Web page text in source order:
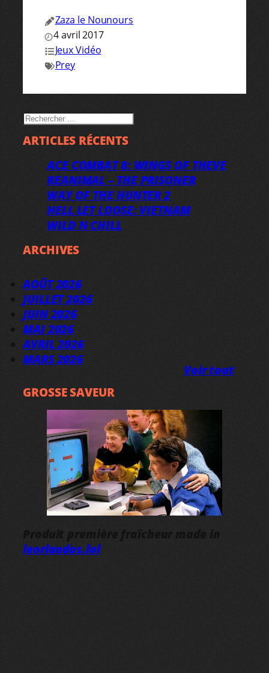
Zaza le Nounours
4 avril 2017
Jeux Vidéo
Prey
RECHERCHER
ARTICLES RÉCENTS
ACE COMBAT 8: WINGS OF THEVE
REANIMAL – THE PRISONER
WAY OF THE HUNTER 2
HELL LET LOOSE: VIETNAM
WILD N CHILL
ARCHIVES
AOÛT 2026
JUILLET 2026
JUIN 2026
MAI 2026
AVRIL 2026
MARS 2026
Voir tout
GROSSE SAVEUR
Produit première fraîcheur made in
leorlandos.lol